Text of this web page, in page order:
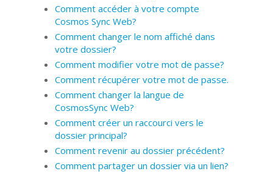
Comment accéder à votre compte
Cosmos Sync Web?
Comment changer le nom affiché dans
votre dossier?
Comment modifier votre mot de passe?
Comment récupérer votre mot de passe.
Comment changer la langue de
CosmosSync Web?
Comment créer un raccourci vers le
dossier principal?
Comment revenir au dossier précédent?
Comment partager un dossier via un lien?